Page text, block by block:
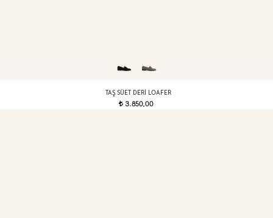
TAŞ SÜET DERI LOAFER
t3.850,00